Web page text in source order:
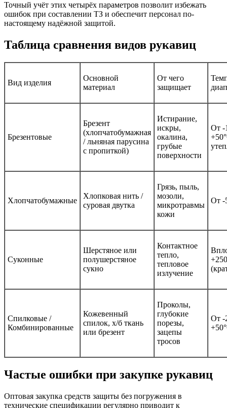
Точный учёт этих четырёх параметров позволит избежать
ошибок при составлении ТЗ и обеспечит персонал по-
настоящему надёжной защитой.
Таблица сравнения видов рукавиц
Вид изделия
Основной
материал
От чего
защищает
Брезентовые
Брезент
(хлопчатобумажная
/ льняная парусина
с пропиткой)
Истирание,
искры,
окалина,
грубые
поверхности
От -
Хлопчатобумажные
Хлопковая нить /
суровая двутка
Грязь, пыль,
мозоли,
микротравмы
кожи
От -
Суконные
Шерстяное или
полушерстяное
сукно
Контактное
тепло,
тепловое
излучение
Спилковые /
Комбинированные
Кожевенный
спилок, х/б ткань
или брезент
Проколы,
глубокие
порезы,
зацепы
тросов
От -
Частые ошибки при закупке рукавиц
Оптовая закупка средств защиты без погружения в
технические спецификации регулярно приводит к